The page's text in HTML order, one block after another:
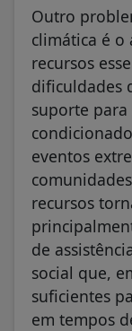
Outro
climática é o
recursos
dificuldades
suporte para
eventos
recursos
de
social que,
suficientes
em tempos